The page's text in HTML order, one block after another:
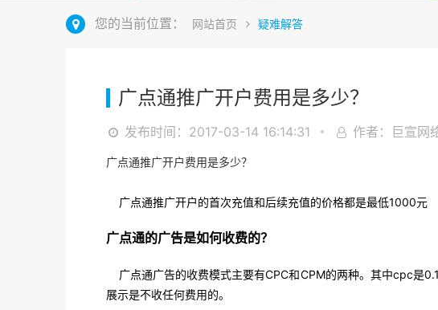
您的当前位置： 网站首页 疑难解答
广点通推广开户费用是多少？
发布时间：2017-03-14 16:14:31 作者：巨宣网
广点通推广开户费用是多少？
广点通推广开户的首次充值和后续充值的价格都是最低1000元
广点通的广告是如何收费的？
广点通广告的收费模式主要有CPC和CPM的两种。其中cpc是0.1
展示是不收任何费用的。